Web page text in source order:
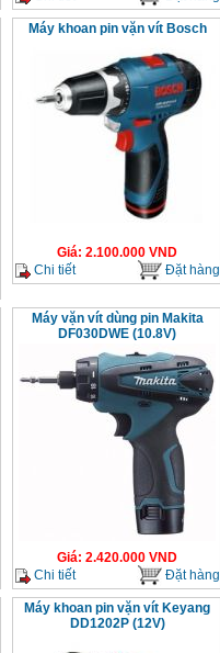
Máy khoan pin vặn vít Bosch
Giá: 2.100.000 VND
Chi tiết
Đặt hàng
Máy vặn vít dùng pin Makita
DF030DWE (10.8V)
Giá: 2.420.000 VND
Chi tiết
Đặt hàng
Máy khoan pin vặn vít Keyang
DD1202P (12V)